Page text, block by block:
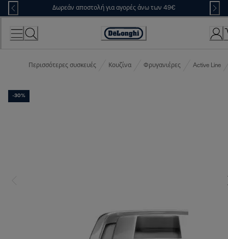
Skip
to
Content
Δωρεάν αποστολή για αγορές άνω των 49€
Accessibility
Περισσότερες συσκευές Κουζίνα Φρυγανιέρες Active Line
-30%